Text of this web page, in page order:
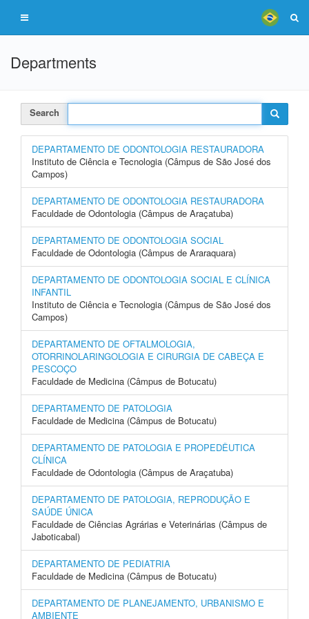
Departments
Search
DEPARTAMENTO DE ODONTOLOGIA RESTAURADORA
Instituto de Ciência e Tecnologia (Câmpus de São José dos
Campos)
DEPARTAMENTO DE ODONTOLOGIA RESTAURADORA
Faculdade de Odontologia (Câmpus de Araçatuba)
DEPARTAMENTO DE ODONTOLOGIA SOCIAL
Faculdade de Odontologia (Câmpus de Araraquara)
DEPARTAMENTO DE ODONTOLOGIA SOCIAL E CLÍNICA
INFANTIL
Instituto de Ciência e Tecnologia (Câmpus de São José dos
Campos)
DEPARTAMENTO DE OFTALMOLOGIA,
OTORRINOLARINGOLOGIA E CIRURGIA DE CABEÇA E
PESCOÇO
Faculdade de Medicina (Câmpus de Botucatu)
DEPARTAMENTO DE PATOLOGIA
Faculdade de Medicina (Câmpus de Botucatu)
DEPARTAMENTO DE PATOLOGIA E PROPEDÊUTICA
CLÍNICA
Faculdade de Odontologia (Câmpus de Araçatuba)
DEPARTAMENTO DE PATOLOGIA, REPRODUÇÃO E
SAÚDE ÚNICA
Faculdade de Ciências Agrárias e Veterinárias (Câmpus de
Jaboticabal)
DEPARTAMENTO DE PEDIATRIA
Faculdade de Medicina (Câmpus de Botucatu)
DEPARTAMENTO DE PLANEJAMENTO, URBANISMO E
AMBIENTE